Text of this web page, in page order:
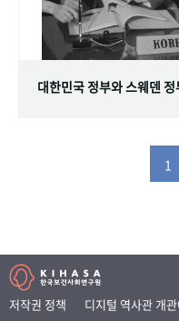
1
저작권 정책 디지털 역사관 개